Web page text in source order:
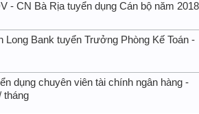
- CN Bà Rịa tuyển dụng Cán bộ năm 2018
Long Bank tuyển Trưởng Phòng Kế Toán -
dụng chuyên viên tài chính ngân hàng -
tháng